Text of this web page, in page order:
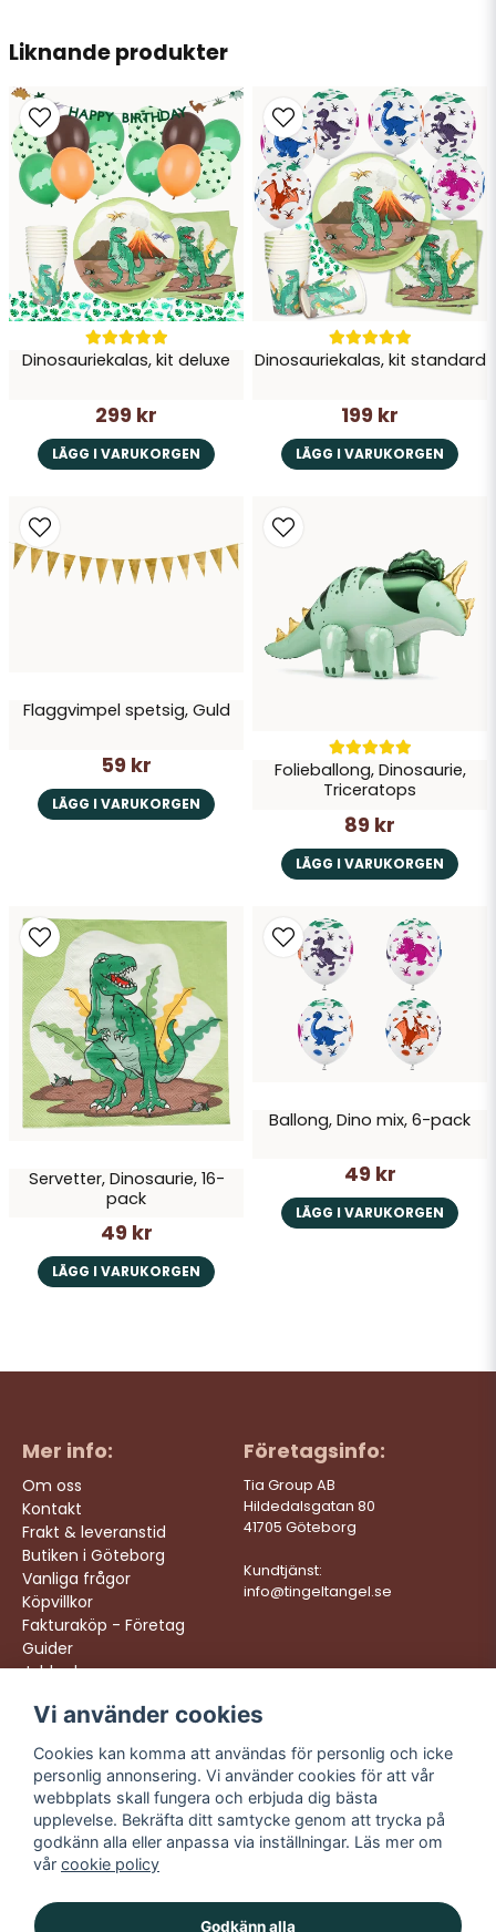
Ja, ni får publicera min fråga
Skicka fråga
Liknande produkter
Dinosauriekalas, kit deluxe
299 kr
LÄGG I VARUKORGEN
Dinosauriekalas, kit standard
199 kr
LÄGG I VARUKORGEN
Flaggvimpel spetsig, Guld
59 kr
LÄGG I VARUKORGEN
Folieballong, Dinosaurie,
Triceratops
89 kr
LÄGG I VARUKORGEN
Servetter, Dinosaurie, 16-
pack
49 kr
LÄGG I VARUKORGEN
Ballong, Dino mix, 6-pack
49 kr
LÄGG I VARUKORGEN
Mer info:
Om oss
Kontakt
Frakt & leveranstid
Butiken i Göteborg
Vanliga frågor
Köpvillkor
Fakturaköp - Företag
Guider
Jobba hos oss
Företagsinfo:
Tia Group AB
Hildedalsgatan 80
41705 Göteborg
Kundtjänst:
info@tingeltangel.se
Följ oss:
Instagram
Facebook
TikTok
YouTube
Vi levererar:
Snabba leveranser
Trygga köp
Fri frakt över 499:-
Trevlig kundtjänst
Vi använder cookies
Cookies kan komma att användas för personlig och icke
personlig annonsering. Vi använder cookies för att vår
webbplats skall fungera och erbjuda dig bästa
upplevelse. Bekräfta ditt samtycke genom att trycka på
godkänn alla eller anpassa via inställningar. Läs mer om
vår cookie policy
Godkänn alla